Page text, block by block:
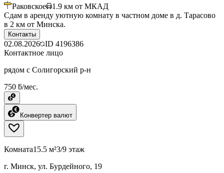
Раковское 1.9 км от МКАД
Сдам в аренду уютную комнату в частном доме в д. Тарасово
в 2 км от Минска.
Контакты
02.08.2026 ID 4196386
Контактное лицо
рядом с Солигорский р-н
750 ƃ/мес.
Конвертер валют
Комната15.5 м²3/9 этаж
г. Минск, ул. Бурдейного, 19